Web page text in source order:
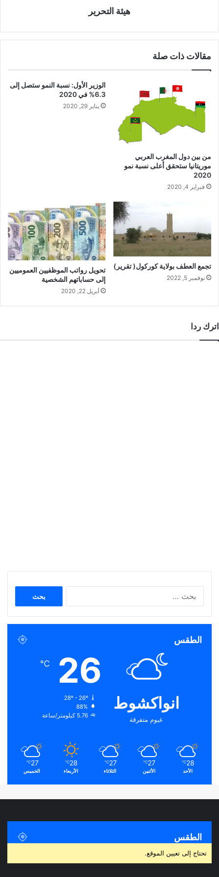
هيئة التحرير
مقالات ذات صلة
من بين دول المغرب العربي
موريتانيا ستحقق أعلى نسبة نمو
2020
فبراير 4, 2020
الوزير الأول: نسبة النمو ستصل إلى
6.3% في 2020
يناير 29, 2020
تجمع العطف بولاية كوركول( تقرير)
نوفمبر 5, 2022
تحويل رواتب الموظفيين العموميين
إلى حساباتهم الشخصية
أبريل 22, 2020
اترك ردا
الطقس
انواكشوط
غيوم متفرقة
26
℃
28º - 26º
88%
5.76 كيلومتر/ساعة
28
℃
الأحد
27
℃
الأثنين
27
℃
الثلاثاء
28
℃
الأربعاء
27
℃
الخميس
الطقس
تحتاج إلى تعيين الموقع.